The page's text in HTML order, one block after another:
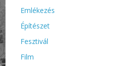
Emlékezés
Építészet
Fesztivál
Film